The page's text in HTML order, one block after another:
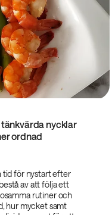
nycklar
ordnad
tid för nystart efter
av att följa ett
rutiner och
hur mycket samt